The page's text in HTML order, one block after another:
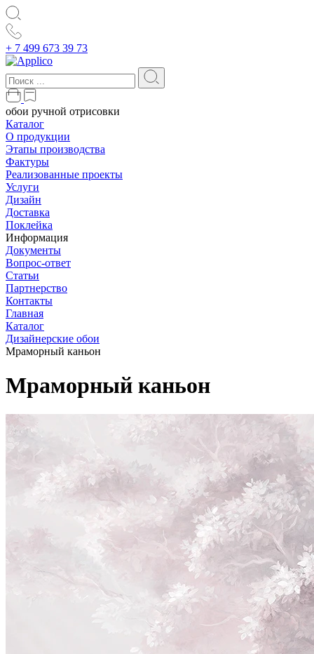
+ 7 499 673 39 73
обои ручной отрисовки
Каталог
О продукции
Этапы производства
Фактуры
Реализованные проекты
Услуги
Дизайн
Доставка
Поклейка
Информация
Документы
Вопрос-ответ
Статьи
Партнерство
Контакты
Главная
Каталог
Дизайнерские обои
Мраморный каньон
Мраморный каньон